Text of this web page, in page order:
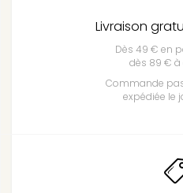
Livraison
Dès 49 € en
dès 89 €
Commande
expédiée le